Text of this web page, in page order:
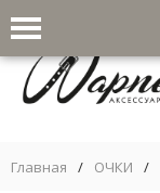
Главная / ОЧКИ /